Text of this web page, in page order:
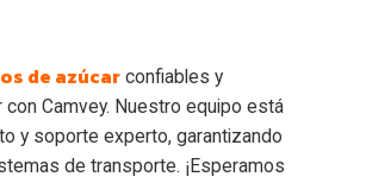
de azúcar confiables y
Camvey. Nuestro equipo está
y soporte experto, garantizando
de transporte. ¡Esperamos